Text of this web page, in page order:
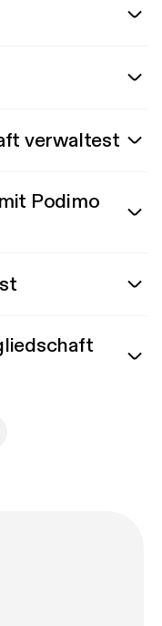
verwaltest
Podimo